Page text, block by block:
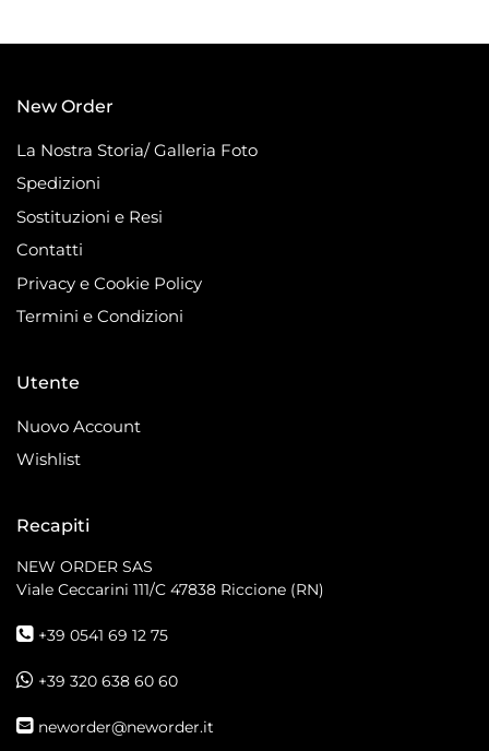
New Order
La Nostra Storia/ Galleria Foto
Spedizioni
Sostituzioni e Resi
Contatti
Privacy e Cookie Policy
Termini e Condizioni
Utente
Nuovo Account
Wishlist
Recapiti
NEW ORDER SAS
Viale Ceccarini 111/C 47838 Riccione (RN)
+39 0541 69 12 75
+39 320 638 60 60
neworder@neworder.it